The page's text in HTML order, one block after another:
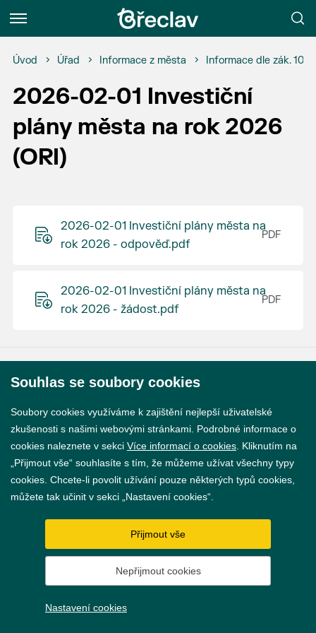
Menu
Úvod Úřad Informace z města Informace dle zák.
2026-02-01 Investiční
plány města na rok 2026
(ORI)
2026-02-01 Investiční plány města na
rok 2026 - odpověď.pdf
2026-02-01 Investiční plány města na
rok 2026 - žádost.pdf
© 2026 Město Břeclav
Prohlášení o přístupnosti
GDPR
Nastavení cookies
VytvořilwebProgress
Souhlas se soubory cookies
Soubory cookies využíváme k zajištění nejlepší uživatelské
zkušenosti s našimi webovými stránkami. Podrobné informace o
cookies naleznete v sekci Více informací o cookies . Kliknutím na
„Přijmout vše“ souhlasíte s tím, že můžeme užívat všechny typy
cookies. Chcete-li povolit užívání pouze některých typů cookies,
můžete tak učinit v sekci „Nastavení cookies“.
Přijmout vše
Nepřijmout cookies
Nastavení cookies